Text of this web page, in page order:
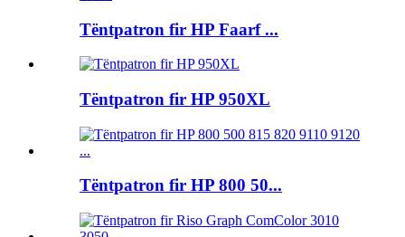
Tëntpatron fir HP Faarf ...
Tëntpatron fir HP 950XL
Tëntpatron fir HP 800 50...